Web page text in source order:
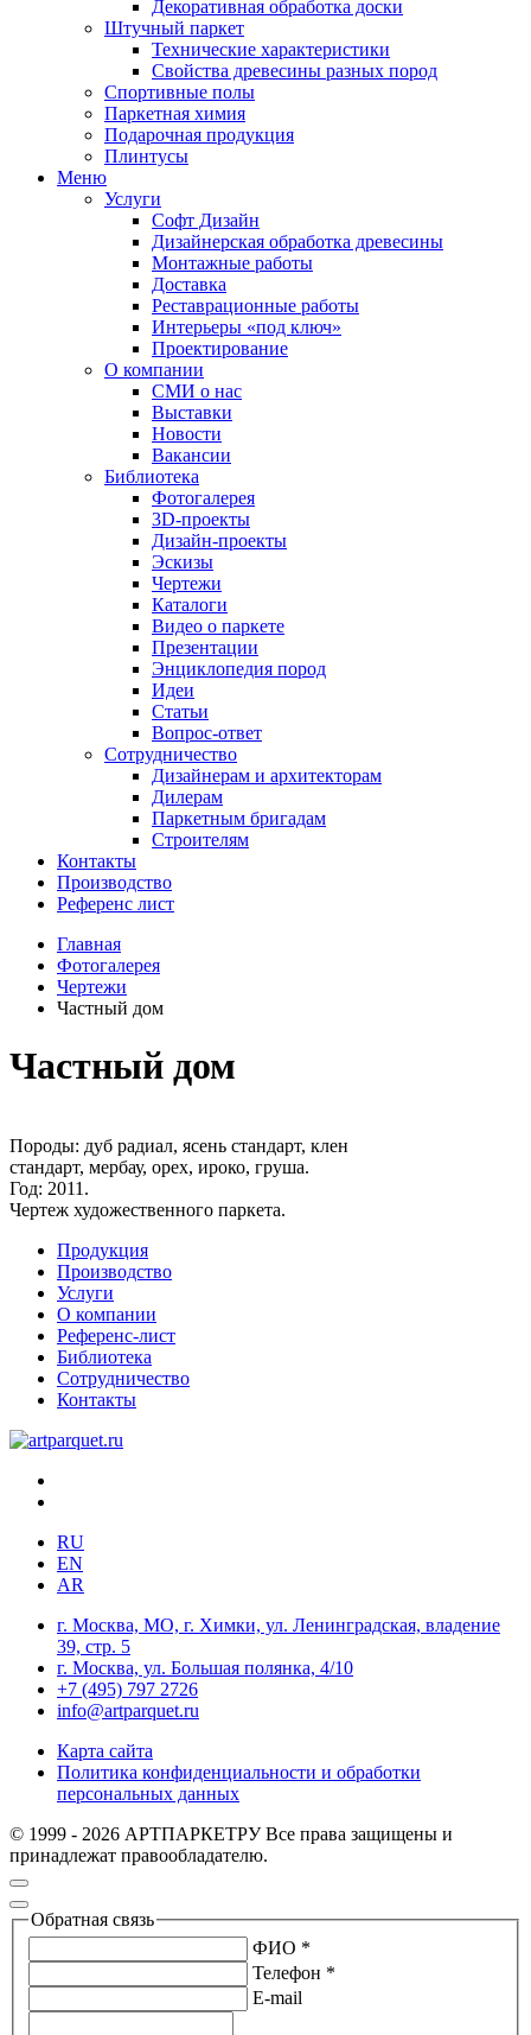
Декоративная обработка доски
Штучный паркет
Технические характеристики
Свойства древесины разных пород
Спортивные полы
Паркетная химия
Подарочная продукция
Плинтусы
Меню
Услуги
Софт Дизайн
Дизайнерская обработка древесины
Монтажные работы
Доставка
Реставрационные работы
Интерьеры «под ключ»
Проектирование
О компании
СМИ о нас
Выставки
Новости
Вакансии
Библиотека
Фотогалерея
3D-проекты
Дизайн-проекты
Эскизы
Чертежи
Каталоги
Видео о паркете
Презентации
Энциклопедия пород
Идеи
Статьи
Вопрос-ответ
Сотрудничество
Дизайнерам и архитекторам
Дилерам
Паркетным бригадам
Строителям
Контакты
Производство
Референс лист
Главная
Фотогалерея
Чертежи
Частный дом
Частный дом
Породы: дуб радиал, ясень стандарт, клен
стандарт, мербау, орех, ироко, груша.
Год: 2011.
Чертеж художественного паркета.
Продукция
Производство
Услуги
О компании
Референс-лист
Библиотека
Сотрудничество
Контакты
RU
EN
AR
г. Москва, МО, г. Химки, ул. Ленинградская, владение
39, стр. 5
г. Москва, ул. Большая полянка, 4/10
+7 (495) 797 2726
info@artparquet.ru
Карта сайта
Политика конфиденциальности и обработки
персональных данных
© 1999 - 2026 АРТПАРКЕТРУ Все права защищены и
принадлежат правообладателю.
Обратная связь
ФИО *
Телефон *
E-mail